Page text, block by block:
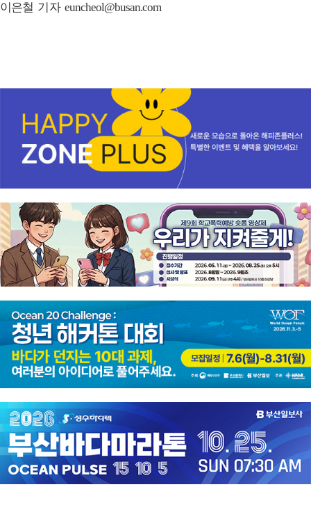
이은철 기자 euncheol@busan.com